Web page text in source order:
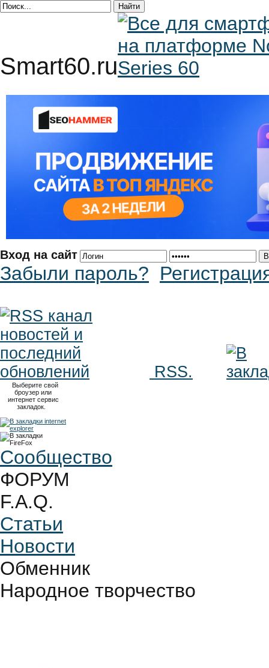
Smart60.ru
Вход на сайт
Забыли пароль?
RSS.
Выберите свой
броузер или
интернет сервис
закладок.
Сообщество
ФОРУМ
F.A.Q.
Статьи
Новости
Обменник
Народное творчество